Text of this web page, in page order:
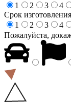
1
2 3 4
Срок изготовления
1
2 3 4
Пожалуйста,